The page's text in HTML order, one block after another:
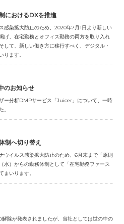
におけるDXを推進
感染拡大防止のため、2020年7月1日より新しい
げ、在宅勤務とオフィス勤務の両方を取り入れ
て、新しい働き方に移行すべく、デジタル・
ります。
のお知らせ
ー分析DMPサービス「Juicer」について、一時
制へ切り替え
ウイルス感染拡大防止のため、6月末まで「原則
水）からの勤務体制として「在宅勤務ファース
まいります。
除が発表されましたが、当社としては世の中の